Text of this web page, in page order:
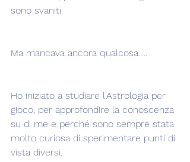
sono svaniti.
Ma mancava ancora qualcosa.....
Ho iniziato a studiare l'Astrologia per
gioco, per approfondire la conoscenza
su di me e perché sono sempre stata
molto curiosa di sperimentare punti di
vista diversi.